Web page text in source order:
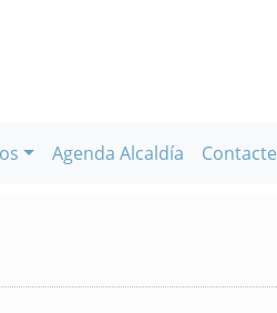
Agenda Alcaldía Contacte